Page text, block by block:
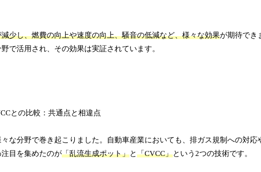
少し、燃費の向上や速度の向上、騒音の低減など、様々な効果が期待でき
で活用され、その効果は実証されています。
々な分野で巻き起こりました。自動車産業においても、排ガス規制への対応
目を集めたのが「乱流生成ポット」と「CVCC」という2つの技術です。